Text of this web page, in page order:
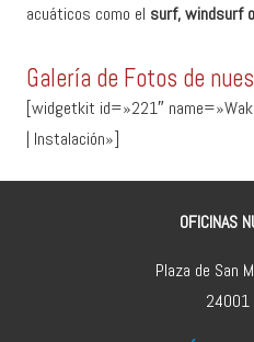
acuáticos como el surf, windsurf
Galería de Fotos de
[widgetkit id=»221″
| Instalación»]
OFICINAS
Plaza de San
24001